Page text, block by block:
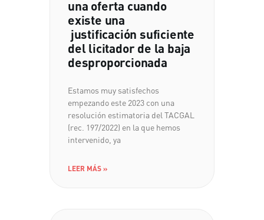
una oferta cuando
existe una
justificación suficiente
del licitador de la baja
desproporcionada
Estamos muy satisfechos
empezando este 2023 con una
resolución estimatoria del TACGAL
(rec. 197/2022) en la que hemos
intervenido, ya
LEER MÁS »